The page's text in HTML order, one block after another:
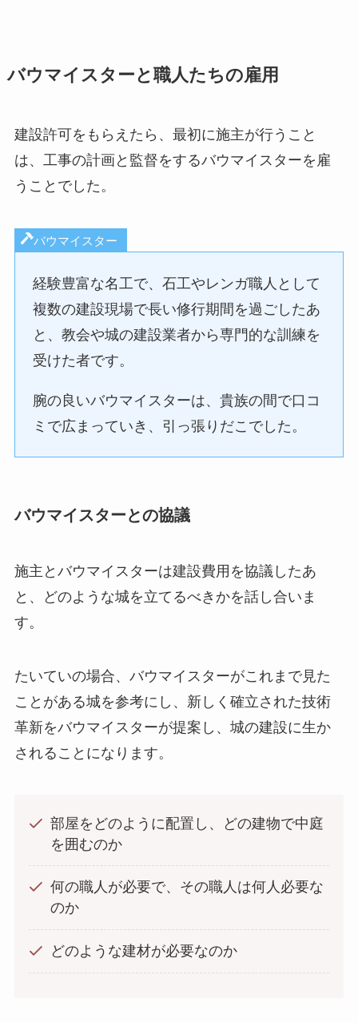
バウマイスターと職人たちの雇用
建設許可をもらえたら、最初に施主が行うこと
は、工事の計画と監督をするバウマイスターを雇
うことでした。
バウマイスター
経験豊富な名工で、石工やレンガ職人として
複数の建設現場で長い修行期間を過ごしたあ
と、教会や城の建設業者から専門的な訓練を
受けた者です。
腕の良いバウマイスターは、貴族の間で口コ
ミで広まっていき、引っ張りだこでした。
バウマイスターとの協議
施主とバウマイスターは建設費用を協議したあ
と、どのような城を立てるべきかを話し合いま
す。
たいていの場合、バウマイスターがこれまで見た
ことがある城を参考にし、新しく確立された技術
革新をバウマイスターが提案し、城の建設に生か
されることになります。
部屋をどのように配置し、どの建物で中庭
を囲むのか
何の職人が必要で、その職人は何人必要な
のか
どのような建材が必要なのか